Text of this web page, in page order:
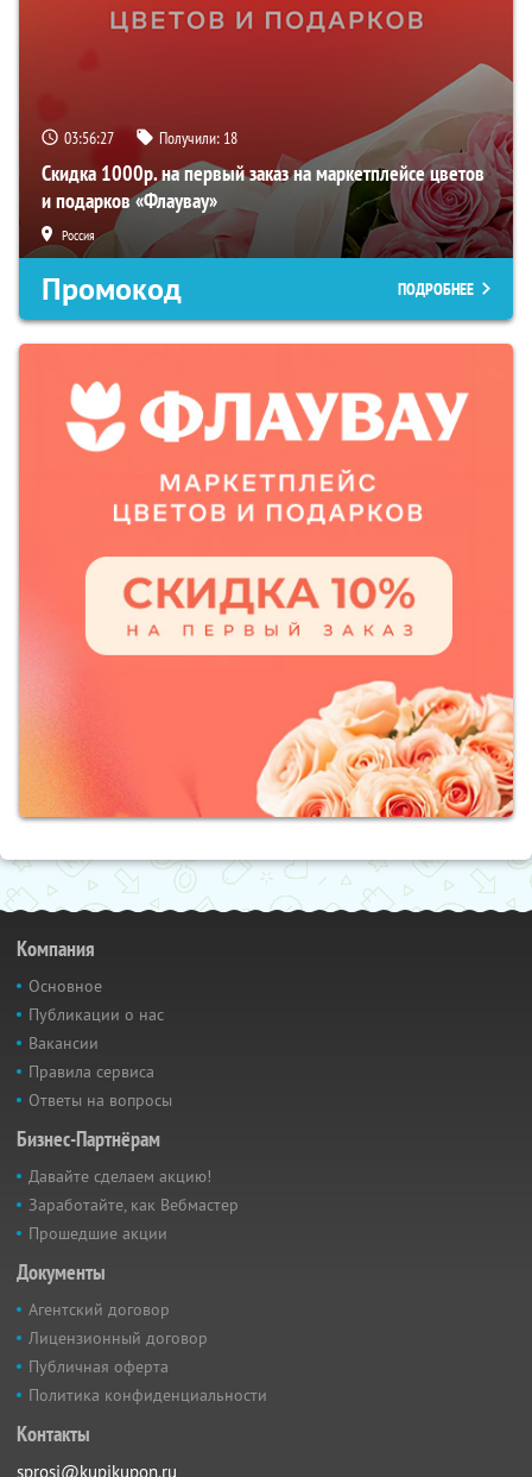
03:56:26 Получили: 18
Скидка 1000р. на первый заказ на маркетплейсе цветов
и подарков «Флаувау»
Россия
Промокод ПОДРОБНЕЕ
Компания
Основное
Публикации о нас
Вакансии
Правила сервиса
Ответы на вопросы
Бизнес-Партнёрам
Давайте сделаем акцию!
Заработайте, как Вебмастер
Прошедшие акции
Документы
Агентский договор
Лицензионный договор
Публичная оферта
Политика конфиденциальности
Контакты
sprosi@kupikupon.ru